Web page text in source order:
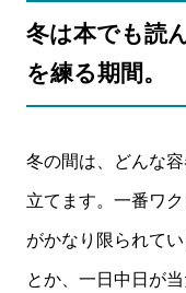
冬は本でも読
を練る期間。
冬の間は、どんな
立てます。一番ワ
がかなり限られて
とか、一日中日が